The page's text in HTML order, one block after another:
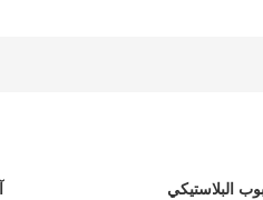
البلاستيكي